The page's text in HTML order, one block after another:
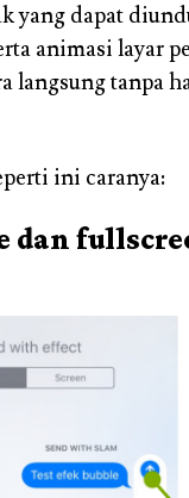
yang dapat
animasi layar
langsung tanpa
ini caranya: